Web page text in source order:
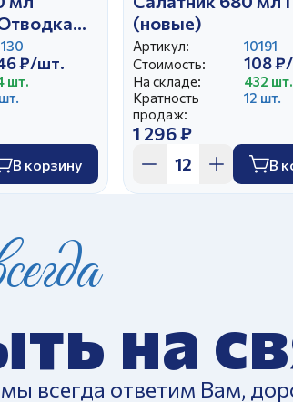
₽/шт.
шт.
В корзину
(новые)
Артикул:
10191
Стоимость:
108
На складе:
432 шт.
Кратность
продаж:
12 шт.
1 296 ₽
В
на
всегда ответим Вам,